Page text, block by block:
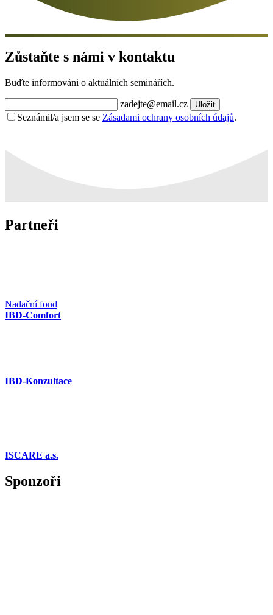
Zůstaňte s námi v kontaktu
Buďte informováni o aktuálních seminářích.
zadejte@email.cz Uložit
Seznámil/a jsem se se Zásadami ochrany osobních údajů.
Partneři
Nadační fond
IBD-Comfort
IBD-Konzultace
ISCARE a.s.
Sponzoři